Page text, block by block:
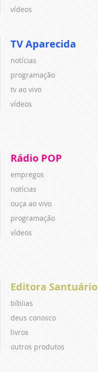
vídeos
TV Aparecida
notícias
programação
tv ao vivo
vídeos
Rádio POP
empregos
notícias
ouça ao vivo
programação
vídeos
Editora Santuário
bíblias
deus conosco
livros
outros produtos